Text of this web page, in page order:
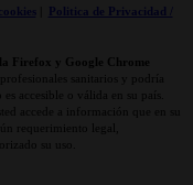
|
Politica de Privacidad /
Firefox y Google Chrome
sanitarios y podría
accesible o válida en su país.
accede a información que en su
requerimiento legal,
su uso.